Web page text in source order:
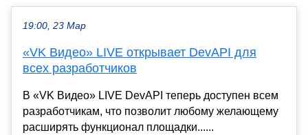
19:00, 23 Мар
«VK Видео» LIVE открывает DevAPI для
всех разработчиков
В «VK Видео» LIVE DevAPI теперь доступен всем
разработчикам, что позволит любому желающему
расширять функционал площадки......